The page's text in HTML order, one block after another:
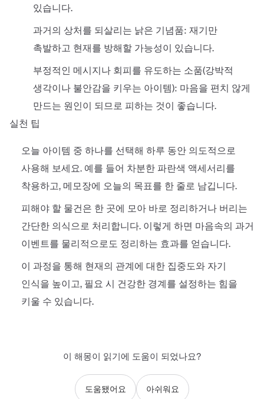
있습니다.
과거의 상처를 되살리는 낡은 기념품: 재기만
촉발하고 현재를 방해할 가능성이 있습니다.
부정적인 메시지나 회피를 유도하는 소품(강박적
생각이나 불안감을 키우는 아이템): 마음을 편치 않게
만드는 원인이 되므로 피하는 것이 좋습니다.
실천 팁
오늘 아이템 중 하나를 선택해 하루 동안 의도적으로
사용해 보세요. 예를 들어 차분한 파란색 액세서리를
착용하고, 메모장에 오늘의 목표를 한 줄로 남깁니다.
피해야 할 물건은 한 곳에 모아 바로 정리하거나 버리는
간단한 의식으로 처리합니다. 이렇게 하면 마음속의 과거
이벤트를 물리적으로도 정리하는 효과를 얻습니다.
이 과정을 통해 현재의 관계에 대한 집중도와 자기
인식을 높이고, 필요 시 건강한 경계를 설정하는 힘을
키울 수 있습니다.
이 해몽이 읽기에 도움이 되었나요?
도움됐어요 아쉬워요